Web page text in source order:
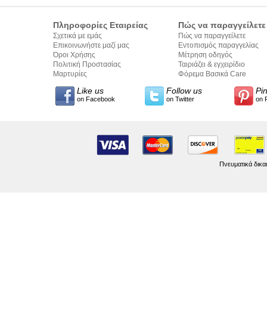
Πληροφορίες Εταιρείας
Σχετικά με εμάς
Επικοινωνήστε μαζί μας
Όροι Χρήσης
Πολιτική Προστασίας
Προσωπικών Δεδομένων
Μαρτυρίες
Πώς να παραγγείλετε
Πώς να παραγγείλετε
Εντοπισμός παραγγελίας
Μέτρηση οδηγός
Ταιριάζει & εγχειρίδιο
σύνταξης κειμένων
Φόρεμα Βασικά Care
Like us
on Facebook
Follow us
on Twitter on
Πνευματικά